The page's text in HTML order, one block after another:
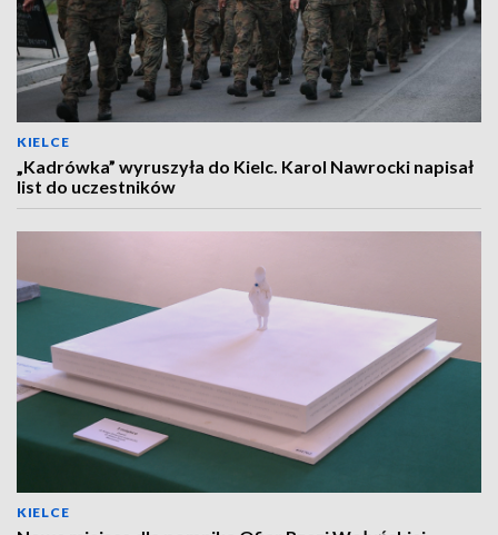
KIELCE
„Kadrówka” wyruszyła do Kielc. Karol Nawrocki napisał
list do uczestników
KIELCE